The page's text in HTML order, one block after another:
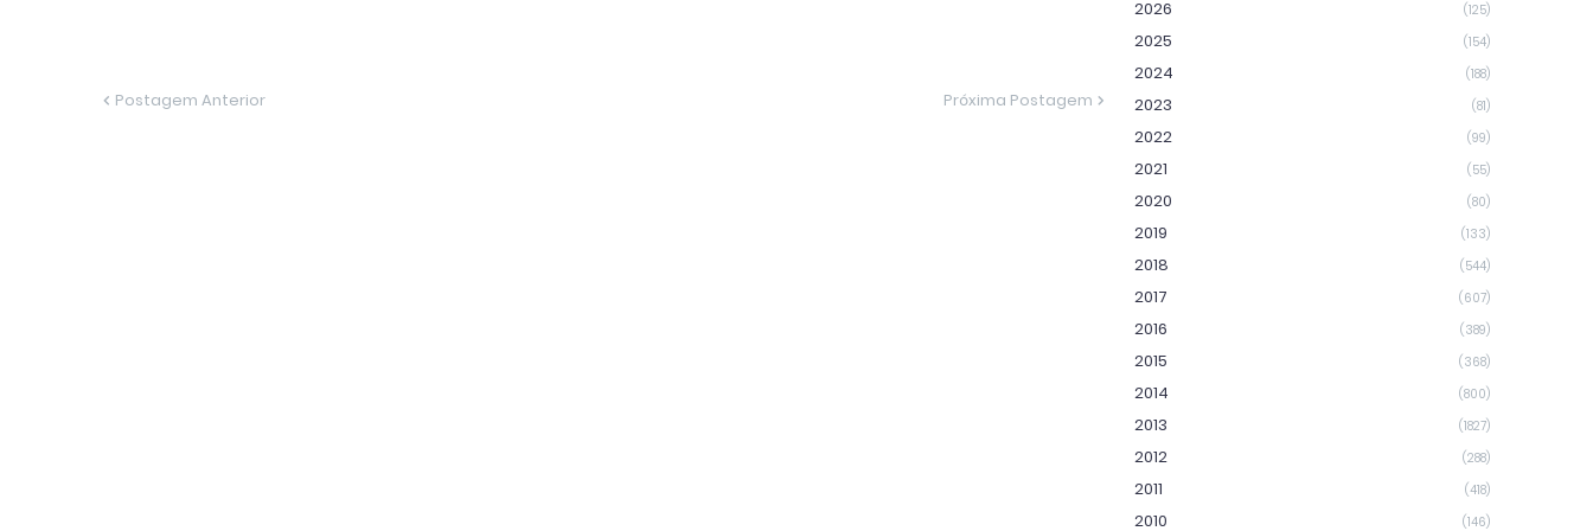
Postagem Anterior Próxima Postagem
2026 (125)
2025 (154)
2024 (188)
2023 (81)
2022 (99)
2021 (55)
2020 (80)
2019 (133)
2018 (544)
2017 (607)
2016 (389)
2015 (368)
2014 (800)
2013 (1827)
2012 (288)
2011 (418)
2010 (146)